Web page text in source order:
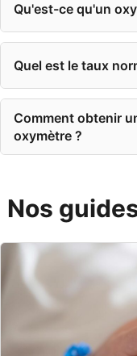
Qu'est-ce qu'un
Quel est le taux
Comment obtenir
oxymètre ?
Nos